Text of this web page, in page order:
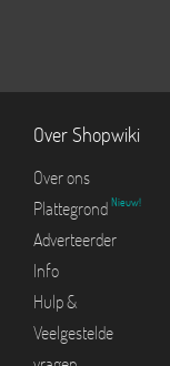
Over Shopwiki
Over ons
Plattegrond Nieuw!
Adverteerder
Info
Hulp &
Veelgestelde